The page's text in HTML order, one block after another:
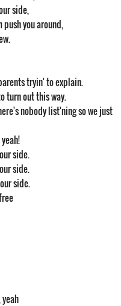
side,
you around,
tryin' to explain.
turn out this way.
nobody list'ning so we just
side.
side.
side.